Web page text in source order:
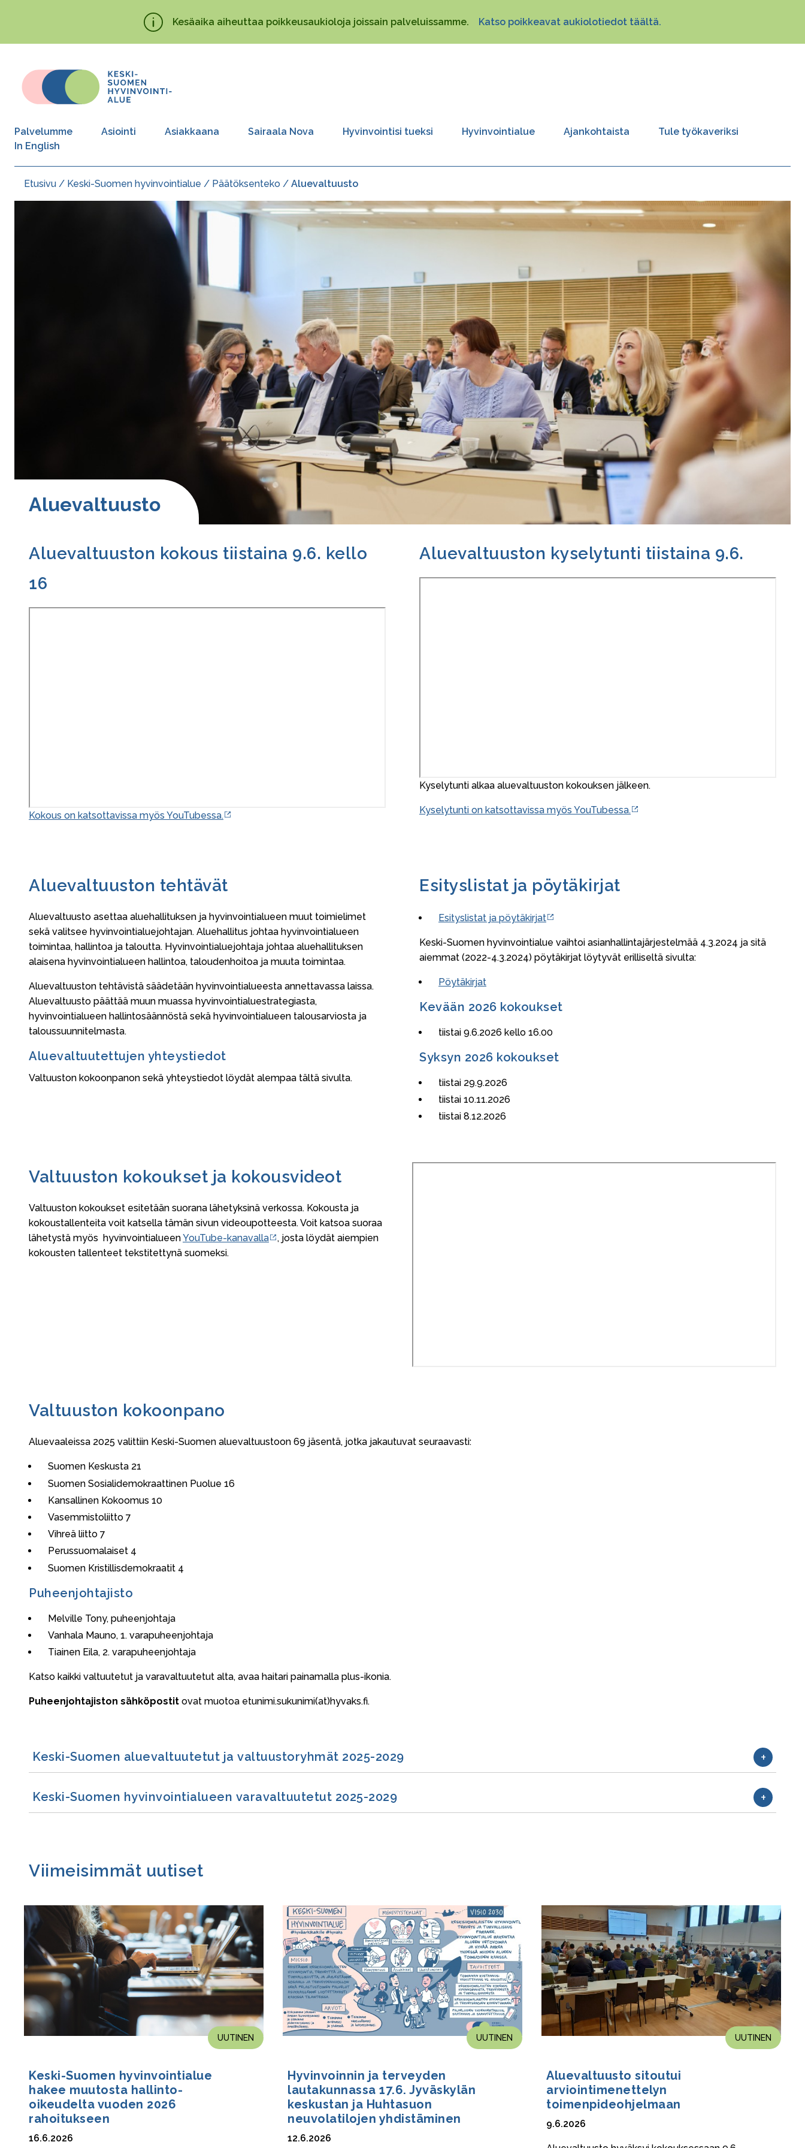
Kesäaika aiheuttaa poikkeusaukioloja joissain palveluissamme. Katso poikkeavat aukiolotiedot täältä.
Palvelumme Asiointi Asiakkaana Sairaala Nova Hyvinvointisi tueksi Hyvinvointialue Ajankohtaista
Tule työkaveriksi
In English
Murupolku
Etusivu Keski-Suomen hyvinvointialue Päätöksenteko Aluevaltuusto
Aluevaltuusto
Aluevaltuuston kokous tiistaina 9.6. kello
16
Kokous on katsottavissa myös YouTubessa.
Aluevaltuuston kyselytunti tiistaina 9.6.
Kyselytunti alkaa aluevaltuuston kokouksen jälkeen.
Kyselytunti on katsottavissa myös YouTubessa.
Aluevaltuuston tehtävät
Aluevaltuusto asettaa aluehallituksen ja hyvinvointialueen muut toimielimet
sekä valitsee hyvinvointialuejohtajan. Aluehallitus johtaa hyvinvointialueen
toimintaa, hallintoa ja taloutta. Hyvinvointialuejohtaja johtaa aluehallituksen
alaisena hyvinvointialueen hallintoa, taloudenhoitoa ja muuta toimintaa.
Aluevaltuuston tehtävistä säädetään hyvinvointialueesta annettavassa laissa.
Aluevaltuusto päättää muun muassa hyvinvointialuestrategiasta,
hyvinvointialueen hallintosäännöstä sekä hyvinvointialueen talousarviosta ja
taloussuunnitelmasta.
Aluevaltuutettujen yhteystiedot
Valtuuston kokoonpanon sekä yhteystiedot löydät alempaa tältä sivulta.
Esityslistat ja pöytäkirjat
Esityslistat ja pöytäkirjat
Keski-Suomen hyvinvointialue vaihtoi asianhallintajärjestelmää 4.3.2024 ja sitä
aiemmat (2022-4.3.2024) pöytäkirjat löytyvät erilliseltä sivulta:
Pöytäkirjat
Kevään 2026 kokoukset
tiistai 9.6.2026 kello 16.00
Syksyn 2026 kokoukset
tiistai 29.9.2026
tiistai 10.11.2026
tiistai 8.12.2026
Valtuuston kokoukset ja kokousvideot
Valtuuston kokoukset esitetään suorana lähetyksinä verkossa. Kokousta ja
kokoustallenteita voit katsella tämän sivun videoupotteesta. Voit katsoa suoraa
lähetystä myös hyvinvointialueenYouTube-kanavalla
, josta löydät aiempien
kokousten tallenteet tekstitettynä suomeksi.
Valtuuston kokoonpano
Aluevaaleissa 2025 valittiin Keski-Suomen aluevaltuustoon 69 jäsentä, jotka jakautuvat seuraavasti:
Suomen Keskusta 21
Suomen Sosialidemokraattinen Puolue 16
Kansallinen Kokoomus 10
Vasemmistoliitto 7
Vihreä liitto 7
Perussuomalaiset 4
Suomen Kristillisdemokraatit 4
Puheenjohtajisto
Melville Tony, puheenjohtaja
Vanhala Mauno, 1. varapuheenjohtaja
Tiainen Eila, 2. varapuheenjohtaja
Katso kaikki valtuutetut ja varavaltuutetut alta, avaa haitari painamalla plus-ikonia.
Puheenjohtajiston sähköpostit ovat muotoa etunimi.sukunimi(at)hyvaks.fi.
Keski-Suomen aluevaltuutetut ja valtuustoryhmät 2025-2029
Keski-Suomen hyvinvointialueen varavaltuutetut 2025-2029
Viimeisimmät uutiset
UUTINEN
Keski-Suomen hyvinvointialue
hakee muutosta hallinto-
oikeudelta vuoden 2026
rahoitukseen
16.6.2026
UUTINEN
Hyvinvoinnin ja terveyden
lautakunnassa 17.6. Jyväskylän
keskustan ja Huhtasuon
neuvolatilojen yhdistäminen
12.6.2026
UUTINEN
Aluevaltuusto sitoutui
arviointimenettelyn
toimenpideohjelmaan
9.6.2026